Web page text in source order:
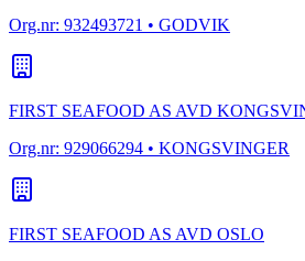
Org.nr: 932493721 • GODVIK
FIRST SEAFOOD AS AVD
Org.nr: 929066294 • KONGSVINGER
FIRST SEAFOOD AS AVD OSLO